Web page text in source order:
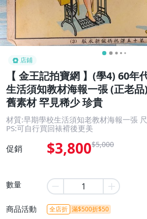
店鋪
【 金王記拍寶網 】(學4) 60年
生活須知教材海報一張 (正老
舊素材 罕見稀少 珍貴
材質:早期學校生活須知老教材海報一張
PS:可自行買回裱褙後更美
促銷 $3,800$5,000
數量
商品活動 全店折 滿$500折$50